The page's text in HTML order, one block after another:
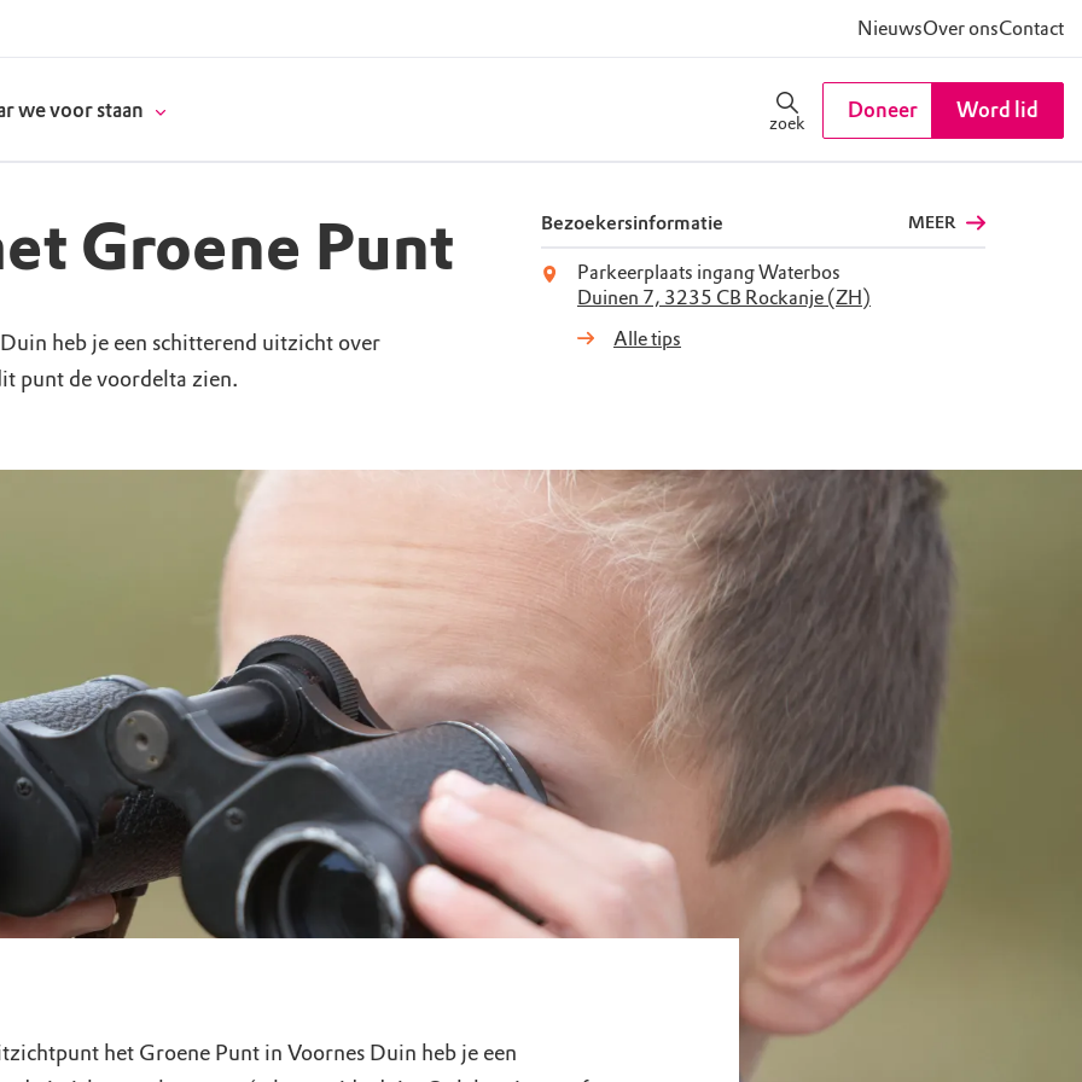
NieuwsOver onsContact
we voor staan
zoek
Doneer Word lid
Groene Punt
heb je een schitterend uitzicht over
punt de voordelta zien.
Bezoekersinformatie MEER
Parkeerplaats ingang Waterbos
Duinen 7, 3235 CB Rockanje (ZH)
Alle tips
het Groene Punt in Voornes Duin heb je een